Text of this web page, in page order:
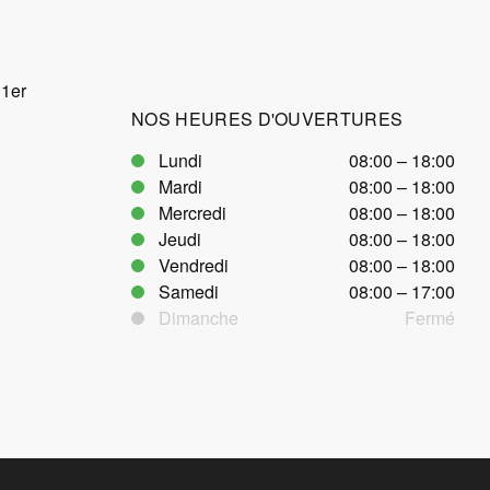
NOS HEURES D'OUVERTURES
Lundi
08:00 – 18:00
Mardi
08:00 – 18:00
Mercredi
08:00 – 18:00
Jeudi
08:00 – 18:00
Vendredi
08:00 – 18:00
Samedi
08:00 – 17:00
Dimanche
Fermé